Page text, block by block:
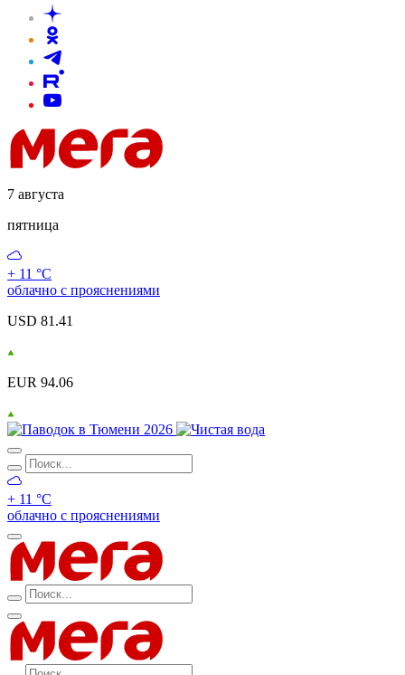
7 августа
пятница
+ 11 °С
облачно с прояснениями
USD 81.41
EUR 94.06
+ 11 °С
облачно с прояснениями